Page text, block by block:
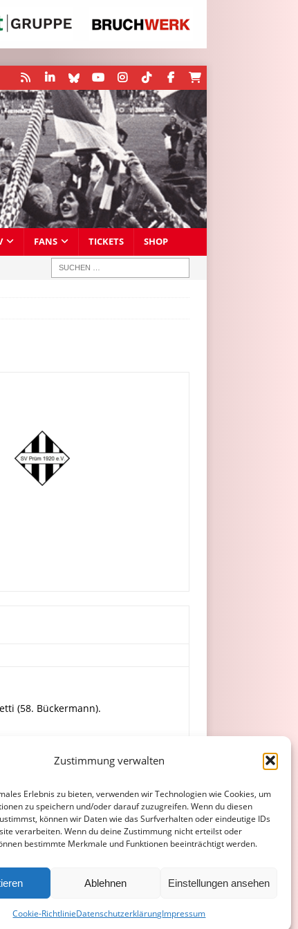
Zustimmung verwalten
Erlebnis zu bieten, verwenden wir Technologien wie Cookies, um
zu speichern und/oder darauf zuzugreifen. Wenn du diesen
können wir Daten wie das Surfverhalten oder eindeutige IDs
verarbeiten. Wenn du deine Zustimmung nicht erteilst oder
bestimmte Merkmale und Funktionen beeinträchtigt werden.
Ablehnen Einstellungen ansehen
Cookie-RichtlinieDatenschutzerklärungImpressum
FANS TICKETS SHOP
(58. Bückermann).
Zimmermann (46. Madubuezi).
COOKIE-RICHTLINIE (EU)